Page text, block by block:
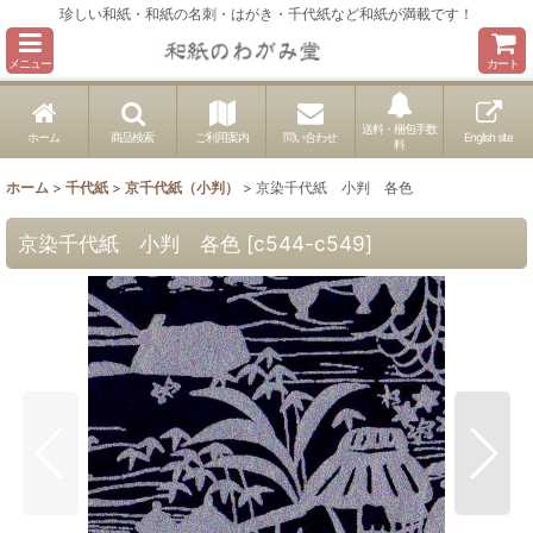
珍しい和紙・和紙の名刺・はがき・千代紙など和紙が満載です！
メニュー カート
ホーム 商品検索 ご利用案内 問い合わせ
送料・梱包手数
料
English site
ホーム > 千代紙 > 京千代紙（小判） > 京染千代紙 小判 各色
京染千代紙 小判 各色 [c544-c549]